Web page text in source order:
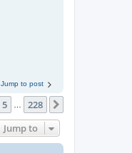
Jump to post
5 228
Jump to